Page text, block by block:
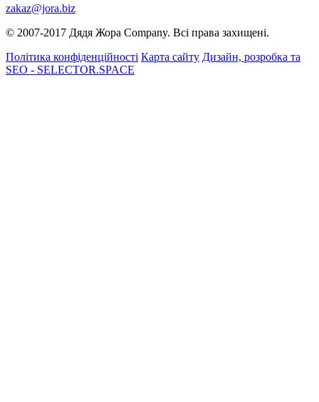
zakaz@jora.biz
© 2007-2017 Дядя Жора Company. Всі права захищені.
Політика конфіденційності Карта сайту Дизайн, розробка та
SEO - SELECTOR.SPACE